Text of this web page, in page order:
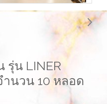
รุ่น LINER
ำนวน 10 หลอด